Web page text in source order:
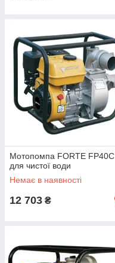
Мотопомпа FORTE FP40C
для чистої води
Немає в наявності
12 703 ₴